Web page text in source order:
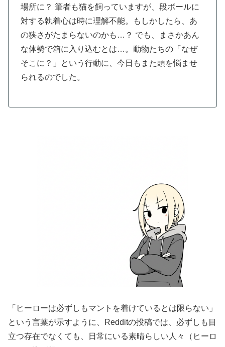
場所に？ 筆者も猫を飼っていますが、段ボールに
対する執着心は時に理解不能。もしかしたら、あ
の狭さがたまらないのかも…？ でも、まさかあん
な体勢で箱に入り込むとは…。動物たちの「なぜ
そこに？」という行動に、今日もまた頭を悩ませ
られるのでした。
「ヒーローは必ずしもマントを着けているとは限らない」
という言葉が示すように、Redditの投稿では、必ずしも目
立つ存在でなくても、日常にいる素晴らしい人々（ヒーロ